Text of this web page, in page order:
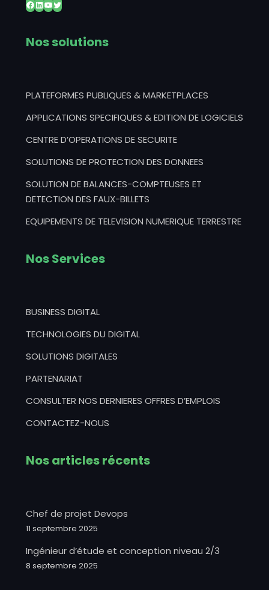
Nos solutions
PLATEFORMES PUBLIQUES & MARKETPLACES
APPLICATIONS SPECIFIQUES & EDITION DE LOGICIELS
CENTRE D’OPERATIONS DE SECURITE
SOLUTIONS DE PROTECTION DES DONNEES
SOLUTION DE BALANCES-COMPTEUSES ET
DETECTION DES FAUX-BILLETS
EQUIPEMENTS DE TELEVISION NUMERIQUE TERRESTRE
Nos Services
BUSINESS DIGITAL
TECHNOLOGIES DU DIGITAL
SOLUTIONS DIGITALES
PARTENARIAT
CONSULTER NOS DERNIERES OFFRES D’EMPLOIS
CONTACTEZ-NOUS
Nos articles récents
Chef de projet Devops
11 septembre 2025
Ingénieur d’étude et conception niveau 2/3
8 septembre 2025